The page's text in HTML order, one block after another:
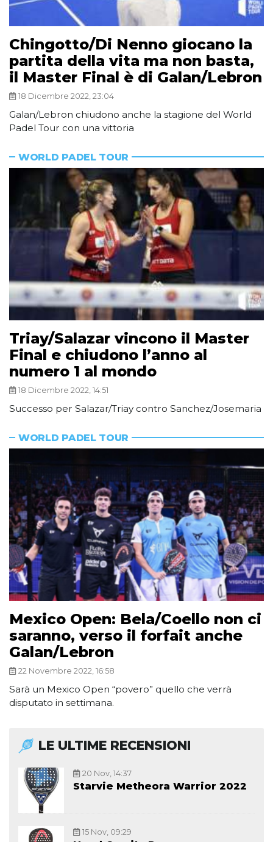
Chingotto/Di Nenno giocano la
partita della vita ma non basta,
il Master Final è di Galan/Lebron
18 Dicembre 2022, 23:04
Galan/Lebron chiudono anche la stagione del World
Padel Tour con una vittoria
WORLD PADEL TOUR
Triay/Salazar vincono il Master
Final e chiudono l’anno al
numero 1 al mondo
18 Dicembre 2022, 14:51
Successo per Salazar/Triay contro Sanchez/Josemaria
WORLD PADEL TOUR
Mexico Open: Bela/Coello non ci
saranno, verso il forfait anche
Galan/Lebron
22 Novembre 2022, 16:58
Sarà un Mexico Open “povero” quello che verrà
disputato in settimana.
LE ULTIME RECENSIONI
20 Nov, 14:37
Starvie Metheora Warrior 2022
15 Nov, 09:29